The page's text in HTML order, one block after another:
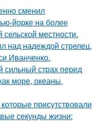
сменил
йорке на более
местности.
над надеждой стрелец,
Иванченко.
сильный страх перед
море, океаны,
присутствовали
секунды жизни: